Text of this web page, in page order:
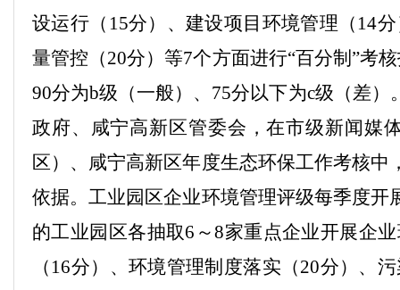
设运行（ 15分）、建设项目环境管理（ 14分
量管控（20分）等7个方面进行“百分制”考
90分为b级（一般）、75分以下为c级（差）
政府、咸宁高新区管委会 ，在市级新闻媒
区）、咸宁高新区年度生态环保工作考核中
依据。工业园区企业环境管理评级每季度开
的工业园区各抽取6～8家重点企业开展企
（ 16分）、环境管理制度落实（20分）、